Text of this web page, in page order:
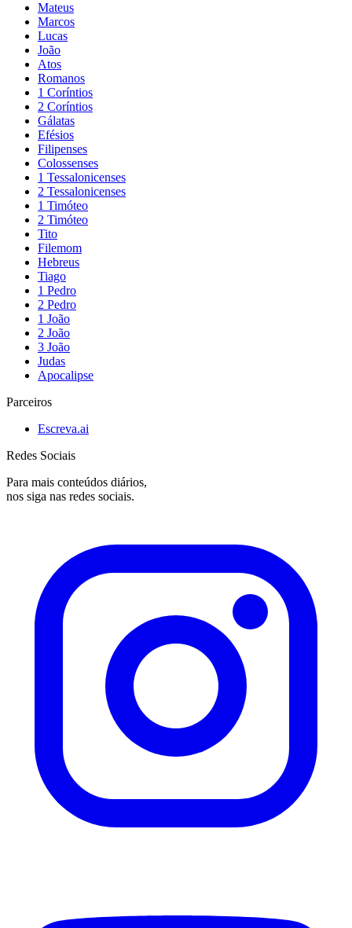
Mateus
Marcos
Lucas
João
Atos
Romanos
1 Coríntios
2 Coríntios
Gálatas
Efésios
Filipenses
Colossenses
1 Tessalonicenses
2 Tessalonicenses
1 Timóteo
2 Timóteo
Tito
Filemom
Hebreus
Tiago
1 Pedro
2 Pedro
1 João
2 João
3 João
Judas
Apocalipse
Parceiros
Escreva.ai
Redes Sociais
Para mais conteúdos diários,
nos siga nas redes sociais.